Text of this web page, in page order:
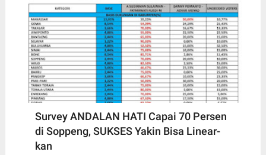
Survey ANDALAN HATI Capai 70 Persen
di Soppeng, SUKSES Yakin Bisa Linear-
kan